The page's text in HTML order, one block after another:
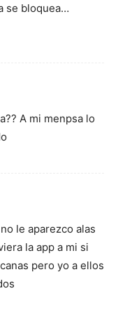
se bloquea…
A mi menpsa lo
le aparezco alas
la app a mi si
pero yo a ellos